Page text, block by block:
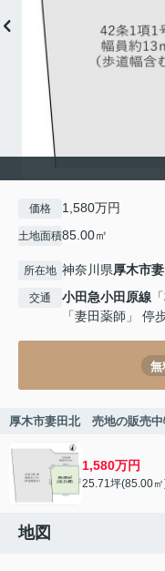
価格 1,580万円
土地面積85.00㎡
所在地 神奈川県厚木市
交通 小田急小田原線 「
「妻田薬師」 停
無
厚木市妻田北 売地の販売中
1,580万円
25.71坪(85.00
地図